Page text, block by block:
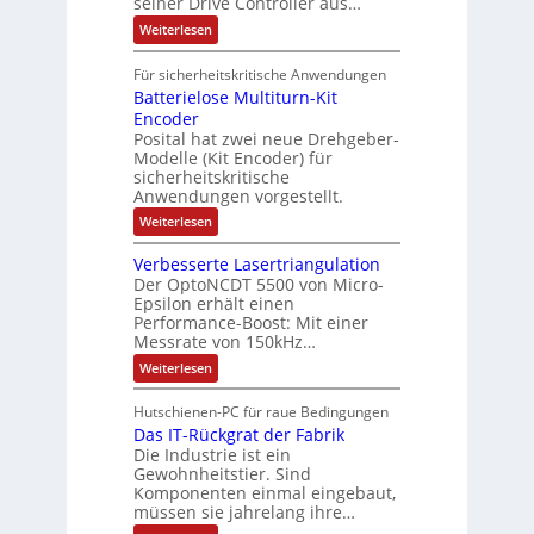
m
a
t
i
o
g
e
w
ä
h
t
s
k
ä
f
t
e
e
r
A
z
t
e
l
e
r
ä
l
t
S
c
h
u
t
z
l
a
c
k
b
e
s
c
i
c
h
t
u
n
Weiterlesen:
S
n
s
l
o
s
e
F
a
n
g
s
c
h
a
l
u
n
g
Für sicherheitskritische Anwendungen
Batterielose Multiturn-Kit
Encoder
Posital hat zwei neue Drehgeber-
Modelle (Kit Encoder) für
sicherheitskritische
Anwendungen vorgestellt.
Weiterlesen:
B
t
t
e
r
i
e
l
o
e
M
u
l
t
i
t
Verbesserte Lasertriangulation
Der OptoNCDT 5500 von Micro-
Epsilon erhält einen
Performance-Boost: Mit einer
Messrate von 150kHz…
Weiterlesen:
V
r
b
e
s
s
e
r
Hutschienen-PC für raue Bedingungen
Das IT-Rückgrat der Fabrik
Die Industrie ist ein
Gewohnheitstier. Sind
Komponenten einmal eingebaut,
müssen sie jahrelang ihre…